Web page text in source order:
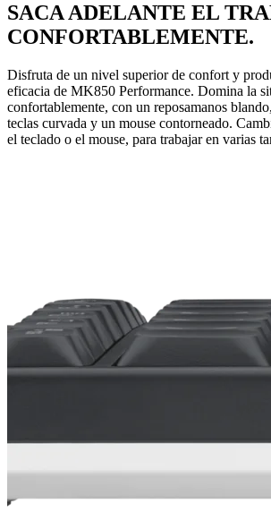
SACA ADELANTE EL
CONFORTABLEMENTE.
Disfruta de un nivel superior de confort y
eficacia de MK850 Performance. Domina la
confortablemente, con un reposamanos
teclas curvada y un mouse contorneado.
el teclado o el mouse, para trabajar en varias